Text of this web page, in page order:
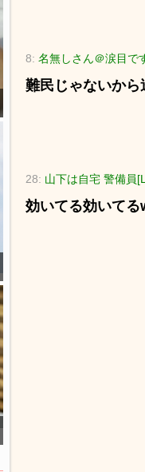
8: 名無しさん＠涙目で
難民じゃないから
28: 山下は自宅 警備員
効いてる効いて